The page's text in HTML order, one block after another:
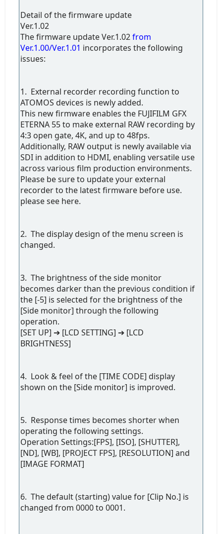
Detail of the firmware update
Ver.1.02
The firmware update Ver.1.02from
Ver.1.00/Ver.1.01 incorporates the following
issues:
1. External recorder recording function to
ATOMOS devices is newly added.
This new firmware enables the FUJIFILM GFX
ETERNA 55 to make external RAW recording by
4:3 open gate, 4K, and up to 48fps.
Additionally, RAW output is newly available via
SDI in addition to HDMI, enabling versatile use
across various film production environments.
Please be sure to update your external
recorder to the latest firmware before use.
please see here.
2. The display design of the menu screen is
changed.
3. The brightness of the side monitor
becomes darker than the previous condition if
the [-5] is selected for the brightness of the
[Side monitor] through the following
operation.
[SET UP] ➔ [LCD SETTING] ➔ [LCD
BRIGHTNESS]
4. Look & feel of the [TIME CODE] display
shown on the [Side monitor] is improved.
5. Response times becomes shorter when
operating the following settings.
Operation Settings:[FPS], [ISO], [SHUTTER],
[ND], [WB], [PROJECT FPS], [RESOLUTION] and
[IMAGE FORMAT]
6. The default (starting) value for [Clip No.] is
changed from 0000 to 0001.